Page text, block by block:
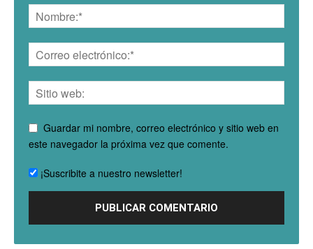
Guardar mi nombre, correo electrónico y sitio web en
este navegador la próxima vez que comente.
¡Suscribite a nuestro newsletter!